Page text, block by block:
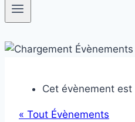
Cet évènement est
« Tout Évènements